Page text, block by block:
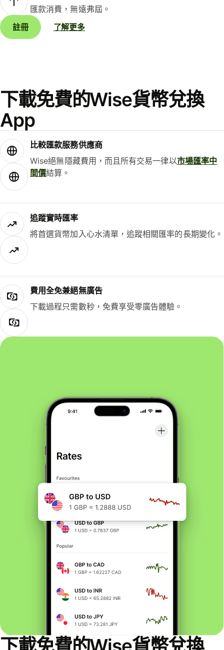
匯款消費，無遠弗屆。
註冊
了解更多
下載免費的Wise貨幣兌換
App
比較匯款服務供應商
Wise絕無隱藏費用，而且所有交易一律以市場匯率中
間價結算。
追蹤實時匯率
將首選貨幣加入心水清單，追蹤相關匯率的長期變化。
費用全免兼絕無廣告
下載過程只需數秒，免費享受零廣告體驗。